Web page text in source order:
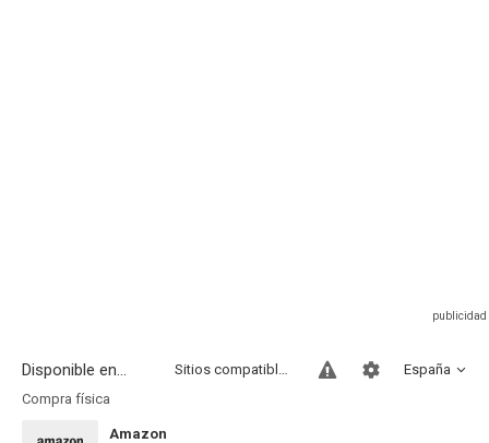
Disponible en... España
Sitios compatibles
Compra física
Amazon